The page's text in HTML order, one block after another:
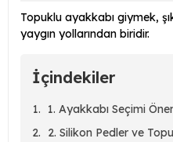
Topuklu ayakkabı giymek,
yaygın yollarından biridir.
İçindekiler
1. Ayakkabı Seçimi
2. Silikon Pedler ve